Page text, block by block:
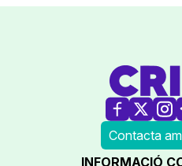
Contacta
INFORMACIÓ